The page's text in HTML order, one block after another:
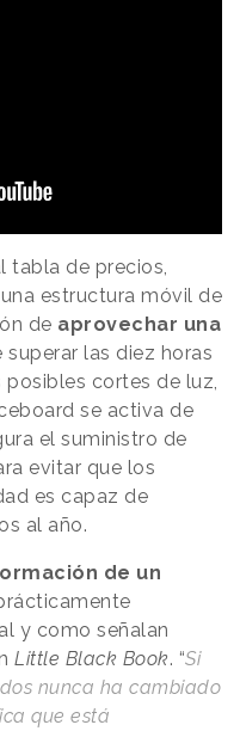
tabla de precios,
estructura móvil de
de aprovechar una
superar las diez horas
cortes de luz,
se activa de
el suministro de
evitar que los
es capaz de
al año.
de un
y como señalan
Little Black Book. “Si
nunca ha cambiado
que está